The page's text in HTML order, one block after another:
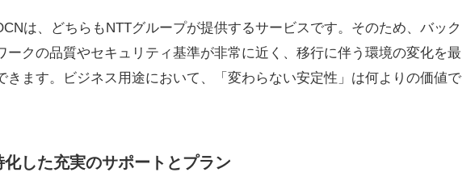
は、どちらもNTTグループが提供するサービスです。そのため、バック
ークの品質やセキュリティ基準が非常に近く、移行に伴う環境の変化を最
きます。ビジネス用途において、「変わらない安定性」は何よりの価値で
した充実のサポートとプラン